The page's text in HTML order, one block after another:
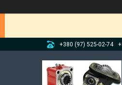
+380 (97) 525-02-74